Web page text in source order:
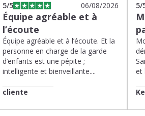
5/5 06/08/2026
Équipe agréable et à
l’écoute
Équipe agréable et à l’écoute. Et la
personne en charge de la garde
d’enfants est une pépite ;
intelligente et bienveillante....
cliente
5/
et